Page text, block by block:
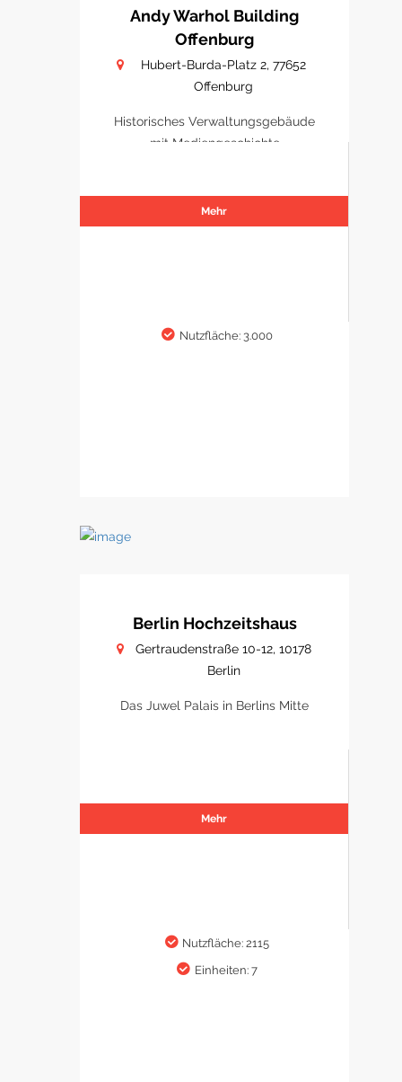
Andy Warhol Building
Offenburg
Hubert-Burda-Platz 2, 77652
Offenburg
Historisches Verwaltungsgebäude
mit Mediengeschichte
Mehr
Nutzfläche: 3.000
Berlin Hochzeitshaus
Gertraudenstraße 10-12, 10178
Berlin
Das Juwel Palais in Berlins Mitte
Mehr
Nutzfläche: 2115
Einheiten: 7